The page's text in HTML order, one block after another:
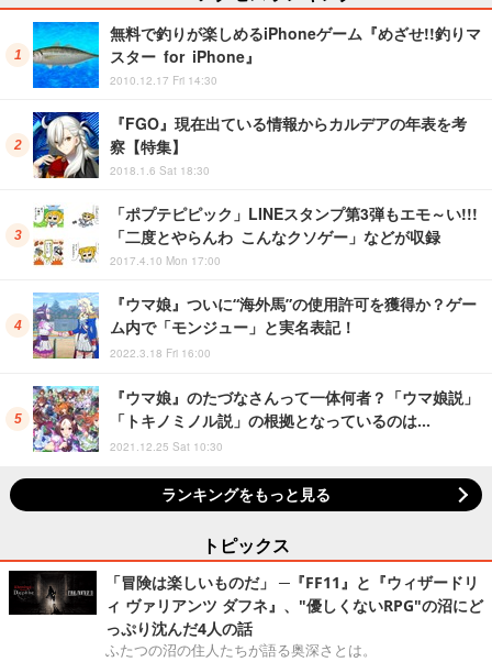
無料で釣りが楽しめるiPhoneゲーム『めざせ!!釣りマ
スター for iPhone』
2010.12.17 Fri 14:30
『FGO』現在出ている情報からカルデアの年表を考
察【特集】
2018.1.6 Sat 18:30
「ポプテピピック」LINEスタンプ第3弾もエモ～い!!!
「二度とやらんわ こんなクソゲー」などが収録
2017.4.10 Mon 17:00
『ウマ娘』ついに“海外馬”の使用許可を獲得か？ゲー
ム内で「モンジュー」と実名表記！
2022.3.18 Fri 16:00
『ウマ娘』のたづなさんって一体何者？「ウマ娘説」
「トキノミノル説」の根拠となっているのは…
2021.12.25 Sat 10:30
ランキングをもっと見る
トピックス
「冒険は楽しいものだ」 ─『FF11』と『ウィザードリ
ィ ヴァリアンツ ダフネ』、"優しくないRPG"の沼にど
っぷり沈んだ4人の話
ふたつの沼の住人たちが語る奥深さとは。